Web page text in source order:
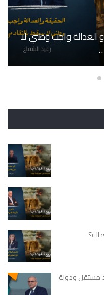
العدالة واجب وطني لا
مستقل ودولة